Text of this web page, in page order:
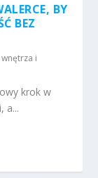
BY
BEZ
i
krok w
a...